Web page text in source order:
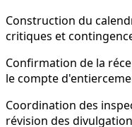
Construction du
critiques et
Confirmation de la
le compte
Coordination des
révision des